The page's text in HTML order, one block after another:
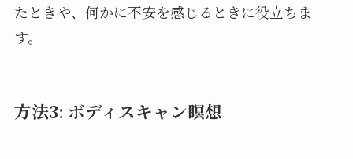
たときや、何かに不安を感じるときに役立ちま
す。
方法3: ボディスキャン瞑想